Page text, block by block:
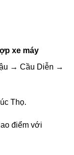
xe máy
→ Cầu Diễn →
Thọ.
điểm với